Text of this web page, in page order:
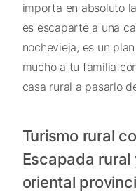
importa en absoluto
es escaparte a una
nochevieja, es un
mucho a tu familia
casa rural a pasarlo
Turismo rural
Escapada rural
oriental